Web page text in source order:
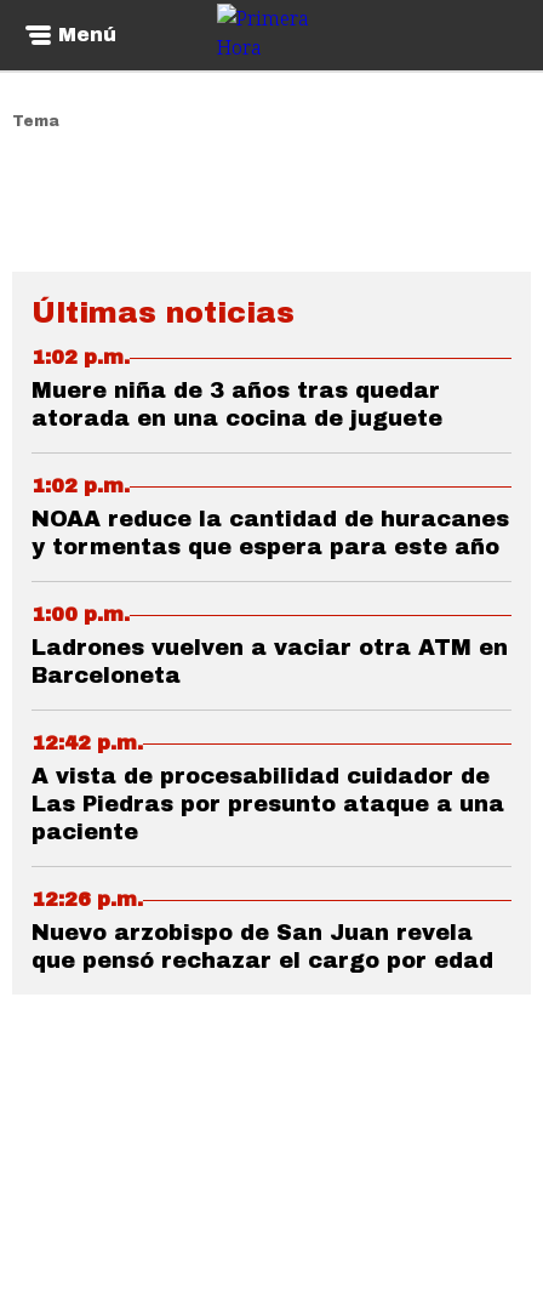
Menú
Tema
Últimas noticias
1:02 p.m.
Muere niña de 3 años tras quedar
atorada en una cocina de juguete
1:02 p.m.
NOAA reduce la cantidad de huracanes
y tormentas que espera para este año
1:00 p.m.
Ladrones vuelven a vaciar otra ATM en
Barceloneta
12:42 p.m.
A vista de procesabilidad cuidador de
Las Piedras por presunto ataque a una
paciente
12:26 p.m.
Nuevo arzobispo de San Juan revela
que pensó rechazar el cargo por edad